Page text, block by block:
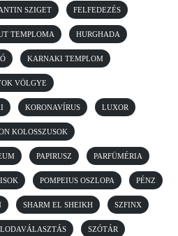
SZIGET FELFEDEZÉS
TEMPLOMA HURGHADA
KARNAKI TEMPLOM
VÖLGYE
KORONAVÍRUS LUXOR
KOLOSSZUSOK
PAPIRUSZ PARFÜMÉRIA
POMPEIUS OSZLOPA PÉNZ
SHARM EL SHEIKH SZFINX
SZÓTÁR